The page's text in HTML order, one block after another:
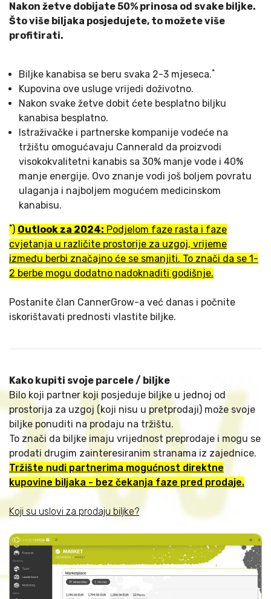
Nakon žetve dobijate 50% prinosa od svake biljke.
Što više biljaka posjedujete, to možete više
profitirati.
Biljke kanabisa se beru svaka 2-3 mjeseca.*
Kupovina ove usluge vrijedi doživotno.
Nakon svake žetve dobit ćete besplatno biljku
kanabisa besplatno.
Istraživačke i partnerske kompanije vodeće na
tržištu omogućavaju Cannerald da proizvodi
visokokvalitetni kanabis sa 30% manje vode i 40%
manje energije. Ovo znanje vodi još boljem povratu
ulaganja i najboljem mogućem medicinskom
kanabisu.
*) Outlook za 2024: Podjelom faze rasta i faze
cvjetanja u različite prostorije za uzgoj, vrijeme
između berbi značajno će se smanjiti. To znači da se 1-
2 berbe mogu dodatno nadoknaditi godišnje.
Postanite član CannerGrow-a već danas i počnite
iskorištavati prednosti vlastite biljke.
Kako kupiti svoje parcele / biljke
Bilo koji partner koji posjeduje biljke u jednoj od
prostorija za uzgoj (koji nisu u pretprodaji) može svoje
biljke ponuditi na prodaju na tržištu.
To znači da biljke imaju vrijednost preprodaje i mogu se
prodati drugim zainteresiranim stranama iz zajednice.
Tržište nudi partnerima mogućnost direktne
kupovine biljaka - bez čekanja faze pred prodaje.
Koji su uslovi za prodaju biljke?